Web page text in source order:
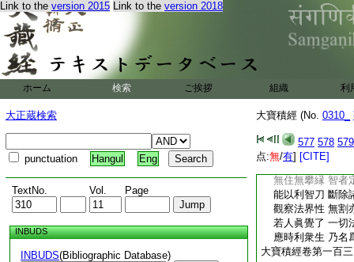
Link to the version 2015 Link to the version 2018
ホーム 検索 ご挨拶 組織 利
大正蔵検索
punctuation Hangul Eng
TextNo. Vol. Page
INBUDS
INBUDS(Bibliographic Database)
大寶積經 (No. 0310_
577 578 579
点:無/有] [CITE]
覺彼顛倒者 知顛
智慧甚微妙 不取
覺已無所著 故名
能捨已肉身 終亦
至持戒彼岸 亦不
覺戒行法如 無生
慈心遍衆生 不得
覺彼衆生際 但以
勇猛大精進 深心
見三界空虚 證無
常入微妙禪 無著
無住無攀縁 智者
能以利智刀 斷除
觀察法界性 無割
若人眞覺了 一切
應時利衆生 乃名
大寶積經卷第一百三